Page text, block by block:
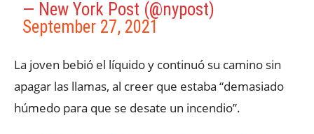
— New York Post (@nypost)
September 27, 2021
La joven bebió el líquido y continuó su camino sin
apagar las llamas, al creer que estaba “demasiado
húmedo para que se desate un incendio”.